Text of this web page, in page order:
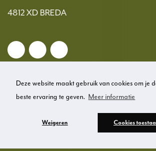
Deze website maakt gebruik van cookies om je
beste ervaring te geven. Meer informatie
Weigeren Cookies
4812 XD BREDA
© 2026 Dux Nova